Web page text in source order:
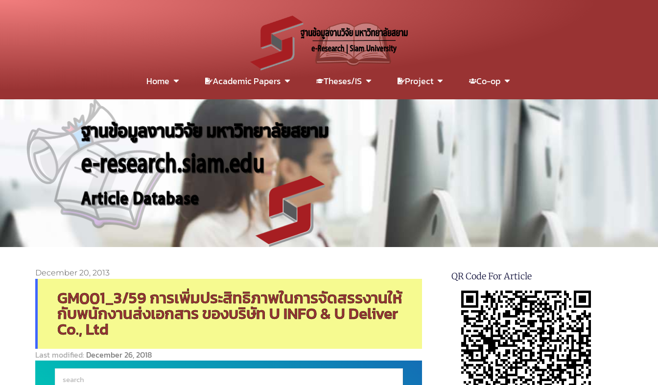
Home Academic Papers Theses/IS Project Co-op
December 20, 2013
GM001_3/59 การเพิ่มประสิทธิภาพในการจัดสรรงานให้
กับพนักงานส่งเอกสาร ของบริษัท U INFO & U Deliver
Co., Ltd
Last modified: December 26, 2018
QR Code For Article